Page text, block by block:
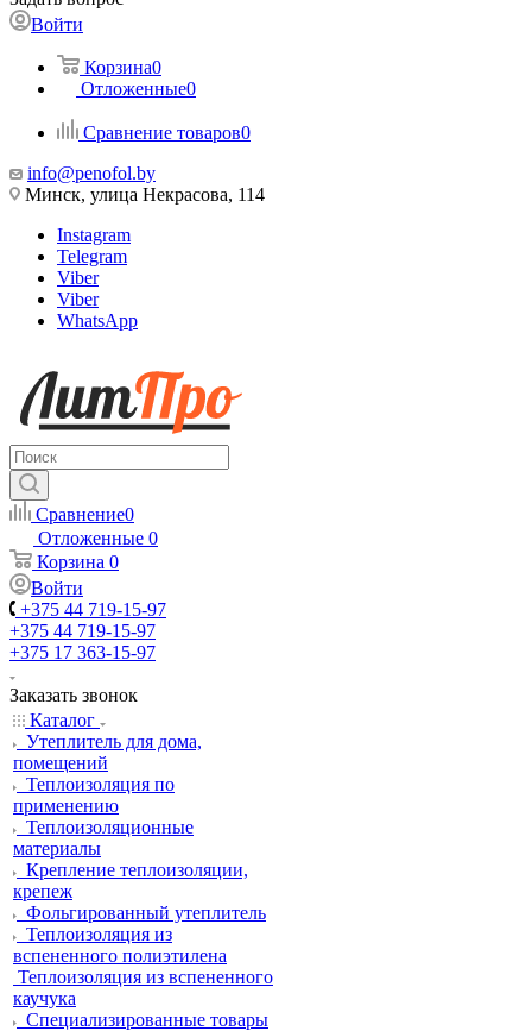
Войти
Корзина0
Отложенные0
Сравнение товаров0
info@penofol.by
Минск, улица Некрасова, 114
Instagram
Telegram
Viber
Viber
WhatsApp
Сравнение0
Отложенные 0
Корзина 0
Войти
+375 44 719-15-97
+375 44 719-15-97
+375 17 363-15-97
Заказать звонок
Каталог
Утеплитель для дома,
помещений
Теплоизоляция по
применению
Теплоизоляционные
материалы
Крепление теплоизоляции,
крепеж
Фольгированный утеплитель
Теплоизоляция из
вспененного полиэтилена
Теплоизоляция из вспененного
каучука
Специализированные товары